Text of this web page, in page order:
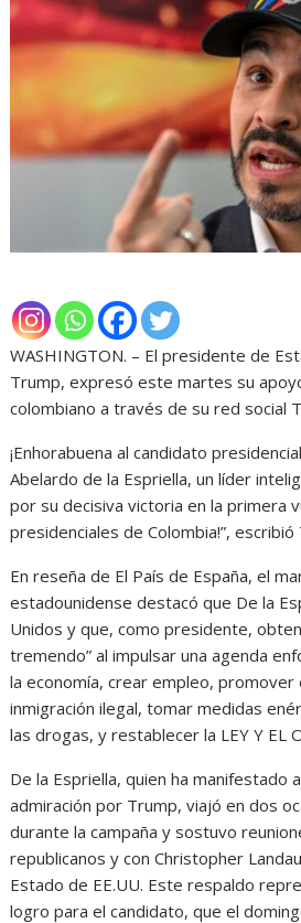
WASHINGTON. – El presidente de
Trump, expresó este martes su
colombiano a través de su red social
¡Enhorabuena al candidato
Abelardo de la Espriella, un líder
por su decisiva victoria en la primera
presidenciales de Colombia!”, escribió
En reseña de El País de España, el
estadounidense destacó que De la
Unidos y que, como presidente,
tremendo” al impulsar una agenda
la economía, crear empleo,
inmigración ilegal, tomar medidas
las drogas, y restablecer la LEY Y EL
De la Espriella, quien ha manifestado
admiración por Trump, viajó en dos
durante la campaña y sostuvo
republicanos y con Christopher
Estado de EE.UU. Este respaldo
logro para el candidato, que el